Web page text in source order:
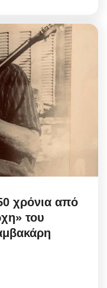
χρόνια από
του